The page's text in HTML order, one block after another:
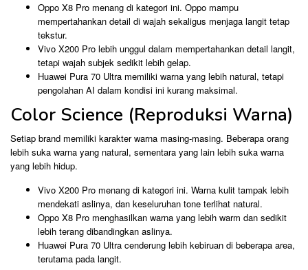
Oppo X8 Pro menang di kategori ini. Oppo mampu
mempertahankan detail di wajah sekaligus menjaga langit tetap
tekstur.
Vivo X200 Pro lebih unggul dalam mempertahankan detail langit,
tetapi wajah subjek sedikit lebih gelap.
Huawei Pura 70 Ultra memiliki warna yang lebih natural, tetapi
pengolahan AI dalam kondisi ini kurang maksimal.
Color Science (Reproduksi Warna)
Setiap brand memiliki karakter warna masing-masing. Beberapa orang
lebih suka warna yang natural, sementara yang lain lebih suka warna
yang lebih hidup.
Vivo X200 Pro menang di kategori ini. Warna kulit tampak lebih
mendekati aslinya, dan keseluruhan tone terlihat natural.
Oppo X8 Pro menghasilkan warna yang lebih warm dan sedikit
lebih terang dibandingkan aslinya.
Huawei Pura 70 Ultra cenderung lebih kebiruan di beberapa area,
terutama pada langit.